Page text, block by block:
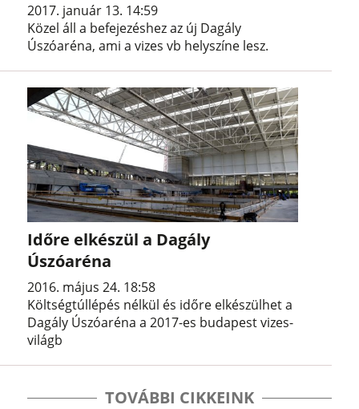
2017. január 13. 14:59
Közel áll a befejezéshez az új Dagály
Úszóaréna, ami a vizes vb helyszíne lesz.
Időre elkészül a Dagály
Úszóaréna
2016. május 24. 18:58
Költségtúllépés nélkül és időre elkészülhet a
Dagály Úszóaréna a 2017-es budapest vizes-
világb
TOVÁBBI CIKKEINK